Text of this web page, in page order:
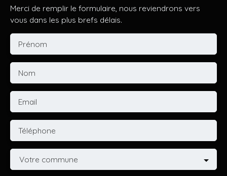
Merci de remplir le formulaire, nous reviendrons vers
vous dans les plus brefs délais.
Prénom
Nom
Email
Téléphone
Votre commune